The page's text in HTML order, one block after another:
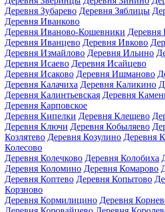
Деревня Зубарево Деревня Зяблицы
Деревня Иванково
Деревня Иваново-Кошевники Деревня
Деревня Иванцево Деревня Ивково
Деревня Измайлово Деревня Ильино
Деревня Исаево Деревня Исайцево
Деревня Исаково Деревня Ишманово
Деревня Калачиха Деревня Каликино
Деревня Калинтьевская Деревня
Деревня Карповское
Деревня Кипелки Деревня Клещево
Деревня Ключи Деревня Кобыляево
Козлятево Деревня Козулино Деревня
Колесово
Деревня Колечково Деревня Колобиха
Деревня Коломино Деревня Комарово
Деревня Коптево Деревня Копытово
Корзново
Деревня Кормилицино Деревня